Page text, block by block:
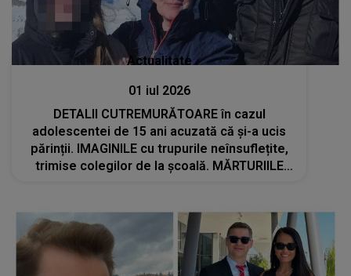
Actualitate
01 iul 2026
DETALII CUTREMURĂTOARE în cazul
adolescentei de 15 ani acuzată că și-a ucis
părinții. IMAGINILE cu trupurile neînsuflețite,
trimise colegilor de la școală. MĂRTURIILE